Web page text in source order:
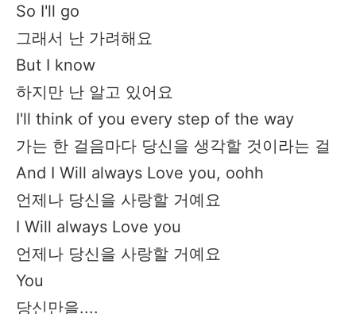
So I'll go
그래서 난 가려해요
But I know
하지만 난 알고 있어요
I'll think of you every step of the way
가는 한 걸음마다 당신을 생각할 것이라는 걸
And I Will always Love you, oohh
언제나 당신을 사랑할 거예요
I Will always Love you
언제나 당신을 사랑할 거예요
You
당신만을....